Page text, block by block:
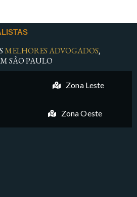
MELHORES ADVOGADOS,
SÃO PAULO
Zona Leste
Zona Oeste